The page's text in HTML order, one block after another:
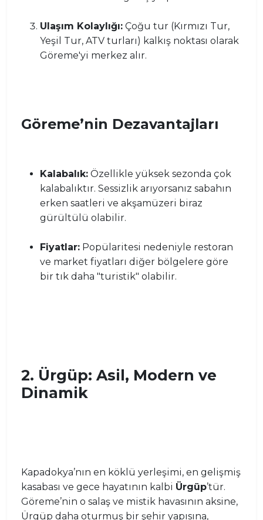
Ulaşım Kolaylığı: Çoğu tur (Kırmızı Tur,
Yeşil Tur, ATV turları) kalkış noktası olarak
Göreme'yi merkez alır.
Göreme’nin Dezavantajları
Kalabalık: Özellikle yüksek sezonda çok
kalabalıktır. Sessizlik arıyorsanız sabahın
erken saatleri ve akşamüzeri biraz
gürültülü olabilir.
Fiyatlar: Popülaritesi nedeniyle restoran
ve market fiyatları diğer bölgelere göre
bir tık daha "turistik" olabilir.
2. Ürgüp: Asil, Modern ve
Dinamik
Kapadokya’nın en köklü yerleşimi, en gelişmiş
kasabası ve gece hayatının kalbi Ürgüp’tür.
Göreme’nin o salaş ve mistik havasının aksine,
Ürgüp daha oturmuş bir şehir yapısına,